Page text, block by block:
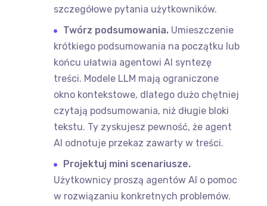
szczegółowe pytania użytkowników.
Twórz podsumowania.Umieszczenie
krótkiego podsumowania na początku lub
końcu ułatwia agentowi AI syntezę
treści. Modele LLM mają ograniczone
okno kontekstowe, dlatego dużo chętniej
czytają podsumowania, niż długie bloki
tekstu. Ty zyskujesz pewność, że agent
AI odnotuje przekaz zawarty w treści.
Projektuj mini scenariusze.
Użytkownicy proszą agentów AI o pomoc
w rozwiązaniu konkretnych problemów.